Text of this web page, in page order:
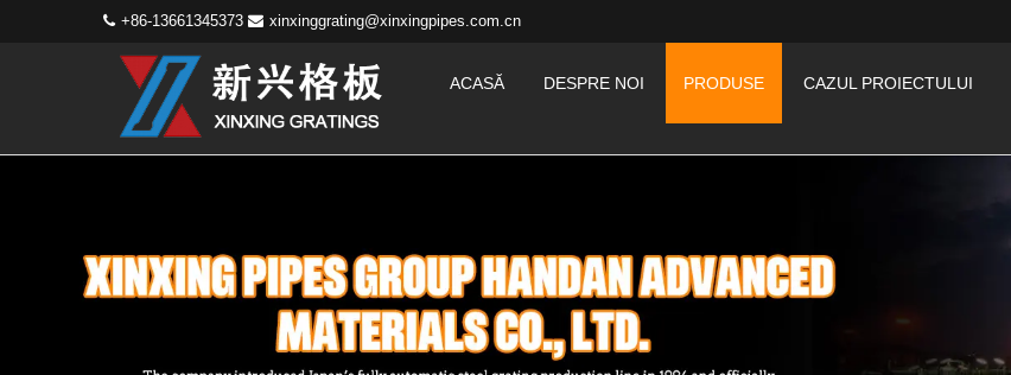
+86-13661345373 xinxinggrating@xinxingpipes.com.cn
ACASĂ DESPRE NOI PRODUSE CAZUL PROIECTULUI